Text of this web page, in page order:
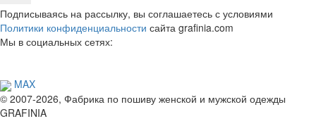
Подписываясь на рассылку, вы соглашаетесь с условиями
Политики конфиденциальности сайта grafinia.com
Мы в социальных сетях:
MAX
© 2007-2026, Фабрика по пошиву женской и мужской одежды
GRAFINIA